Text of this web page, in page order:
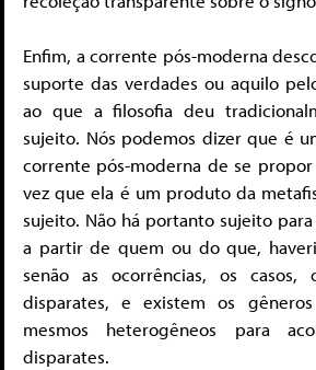
Enfim, a corrente pós-moderna
suporte das verdades ou aquilo
ao que a filosofia deu
sujeito. Nós podemos dizer que é
corrente pós-moderna de se
vez que ela é um produto da
sujeito. Não há portanto sujeito
a partir de quem ou do que,
senão as ocorrências, os casos,
disparates, e existem os
mesmos heterogêneos para
disparates.